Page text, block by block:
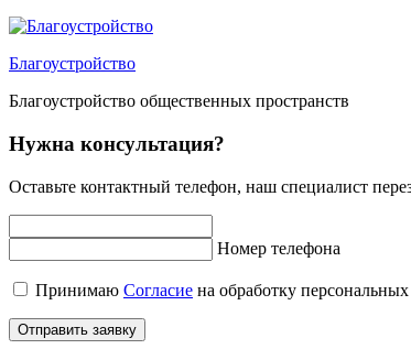
Благоустройство
Благоустройство общественных пространств
Нужна консультация?
Оставьте контактный телефон, наш специалист
Номер телефона
Принимаю Согласие на обработку
Отправить заявку